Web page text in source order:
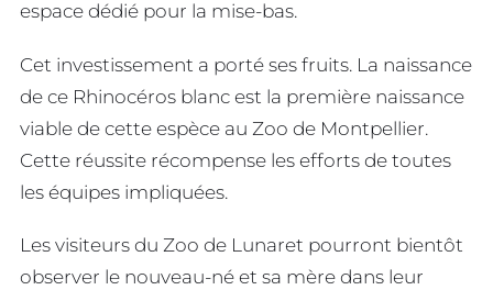
espace dédié pour la mise-bas.
Cet investissement a porté ses fruits. La naissance
de ce Rhinocéros blanc est la première naissance
viable de cette espèce au Zoo de Montpellier.
Cette réussite récompense les efforts de toutes
les équipes impliquées.
Les visiteurs du Zoo de Lunaret pourront bientôt
observer le nouveau-né et sa mère dans leur